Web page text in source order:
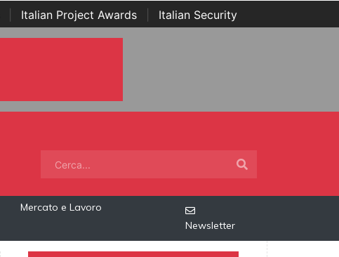
Italian Project Awards
Italian Security
Mercato e Lavoro
Newsletter